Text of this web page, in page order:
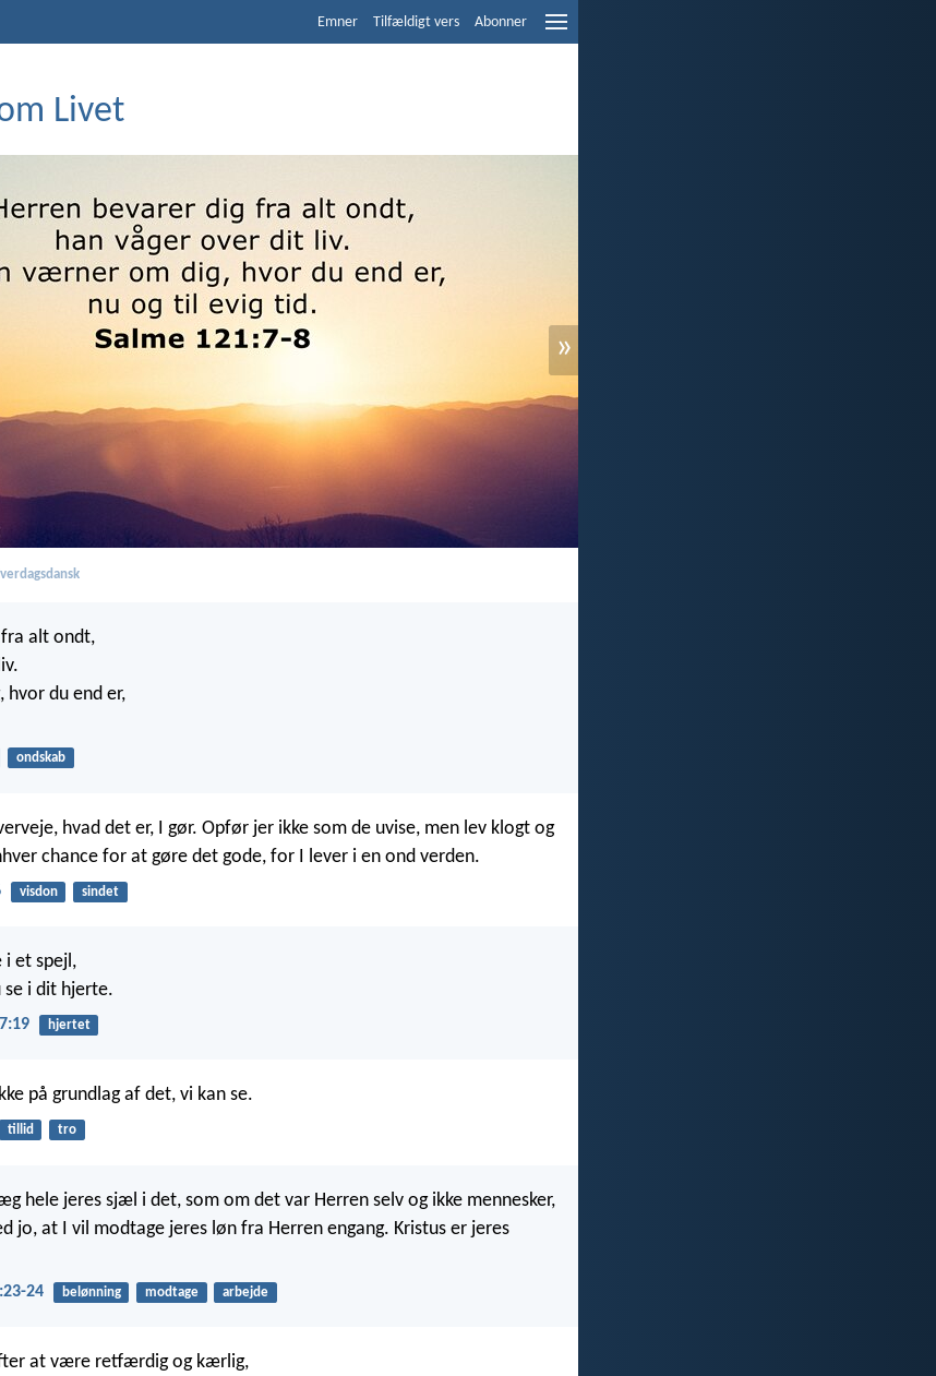
Emner Tilfældigt vers Abonner
Livet
»
alt ondt,
hvor du end er,
ondskab
hvad det er, I gør. Opfør jer ikke som de uvise, men lev klogt og
chance for at gøre det gode, for I lever i en ond verden.
visdon sindet
i et spejl,
se i dit hjerte.
hjertet
på grundlag af det, vi kan se.
tillid tro
hele jeres sjæl i det, som om det var Herren selv og ikke mennesker,
jo, at I vil modtage jeres løn fra Herren engang. Kristus er jeres
24 belønning modtage arbejde
at være retfærdig og kærlig,